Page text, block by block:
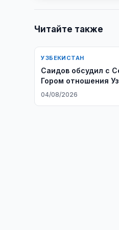
Читайте также
УЗБЕКИСТАН
Саидов обсудил с
Гором отношения
США
04/08/2026